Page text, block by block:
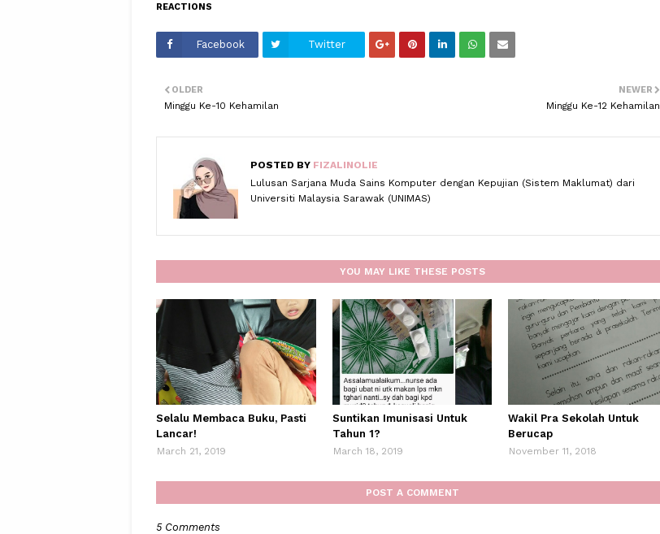
REACTIONS
Facebook Twitter
NEWER
Minggu Ke-12 Kehamilan
OLDER
Minggu Ke-10 Kehamilan
POSTED BY FIZALINOLIE
Lulusan Sarjana Muda Sains Komputer dengan Kepujian (Sistem Maklumat) dari
Universiti Malaysia Sarawak (UNIMAS)
YOU MAY LIKE THESE POSTS
Selalu Membaca Buku, Pasti
Lancar!
March 21, 2019
Suntikan Imunisasi Untuk
Tahun 1?
March 18, 2019
Wakil Pra Sekolah Untuk
Berucap
November 11, 2018
POST A COMMENT
5 Comments